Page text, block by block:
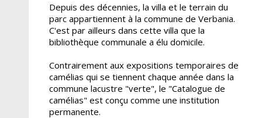
Depuis des décennies, la villa et le terrain du
parc appartiennent à la commune de Verbania.
C'est par ailleurs dans cette villa que la
bibliothèque communale a élu domicile.
Contrairement aux expositions temporaires de
camélias qui se tiennent chaque année dans la
commune lacustre "verte", le "Catalogue de
camélias" est conçu comme une institution
permanente.